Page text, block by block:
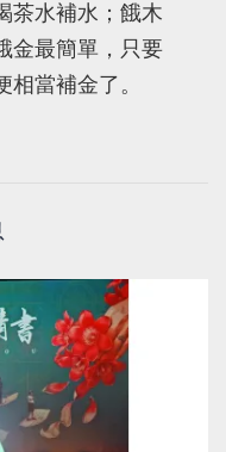
茶水補水；餓木
金最簡單，只要
當補金了。